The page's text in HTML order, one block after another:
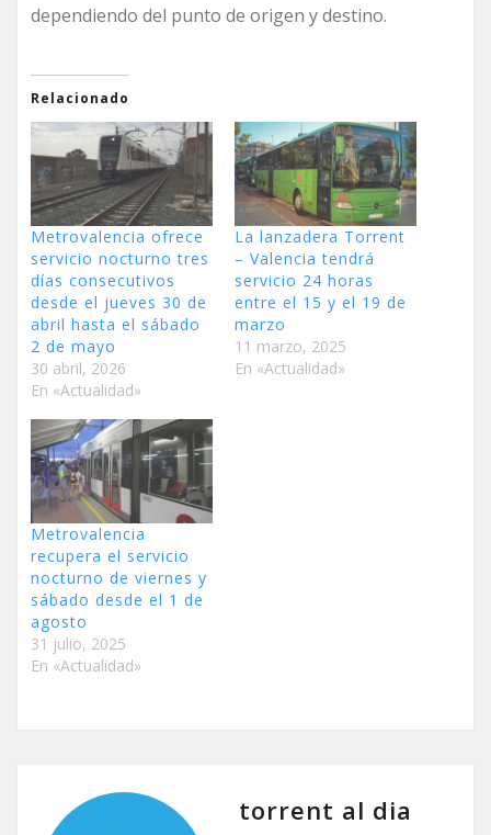
dependiendo del punto de origen y destino.
Relacionado
Metrovalencia ofrece
servicio nocturno tres
días consecutivos
desde el jueves 30 de
abril hasta el sábado
2 de mayo
30 abril, 2026
En «Actualidad»
La lanzadera Torrent
– Valencia tendrá
servicio 24 horas
entre el 15 y el 19 de
marzo
11 marzo, 2025
En «Actualidad»
Metrovalencia
recupera el servicio
nocturno de viernes y
sábado desde el 1 de
agosto
31 julio, 2025
En «Actualidad»
torrent al dia